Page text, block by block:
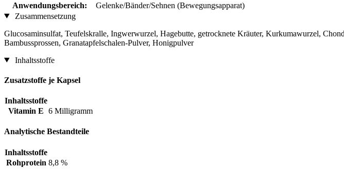
Anwendungsbereich:
Gelenke/Bänder/Sehnen (Bewegungsapparat)
Zusammensetzung
Glucosaminsulfat, Teufelskralle, Ingwerwurzel, Hagebutte, getrocknete Kräuter, Kurkumawurzel,
Bambussprossen, Granatapfelschalen-Pulver, Honigpulver
Inhaltsstoffe
Zusatzstoffe je Kapsel
Inhaltsstoffe
Vitamin E 6 Milligramm
Analytische Bestandteile
Inhaltsstoffe
Rohprotein 8,8 %